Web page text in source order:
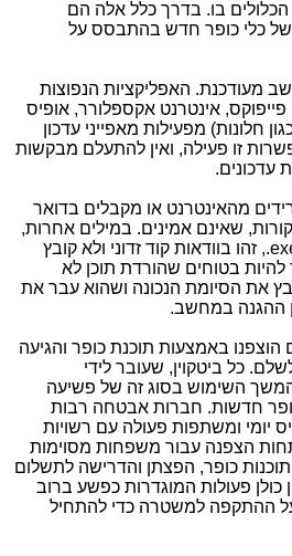
בו. בדרך כלל אלה הם
של כלי כופר חדש בהתבסס על
מעודכנת. האפליקציות הנפוצות
אינטרנט אקספלורר, אופיס
חלונות) מפעילות מאפייני עדכון
זו פעילה, ואין להתעלם מבקשות
עדכונים.
מהאינטרנט או מקבלים בדואר
שאינם אמינים. במילים אחרות,
, זהו בוודאות קוד זדוני ולא קובץ
בטוחים שהורדת תוכן לא
את הסיומת הנכונה ושהוא עבר את
ההגנה במחשב.
באמצעות תוכנת כופר והגיעה
כל ביטקוין, שעובר לידי
השימוש בסוג זה של פשיעה
חדשות. חברות אבטחה רבות
יומי ומשתפות פעולה עם רשויות
הצפנה עבור משפחות מסוימות
כופר, הפצתן והדרישה לתשלום
פעולות המוגדרות כפשע ברוב
על ההתקפה למשטרה כדי להתחיל